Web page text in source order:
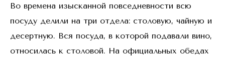
Во времена изысканной повседневности всю
посуду делили на три отдела: столовую, чайную и
десертную. Вся посуда, в которой подавали вино,
относилась к столовой. На официальных обедах